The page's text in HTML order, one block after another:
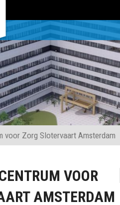
voor Zorg Slotervaart Amsterdam
VOOR
AMSTERDAM